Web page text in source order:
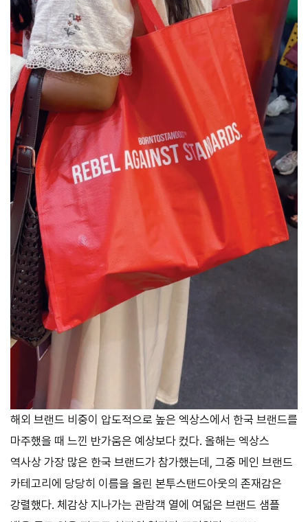
해외 브랜드 비중이 압도적으로 높은 엑상스에서 한국 브랜드를
마주했을 때 느낀 반가움은 예상보다 컸다. 올해는 엑상스
역사상 가장 많은 한국 브랜드가 참가했는데, 그중 메인 브랜드
카테고리에 당당히 이름을 올린 본투스탠드아웃의 존재감은
강렬했다. 체감상 지나가는 관람객 열에 여덟은 브랜드 샘플